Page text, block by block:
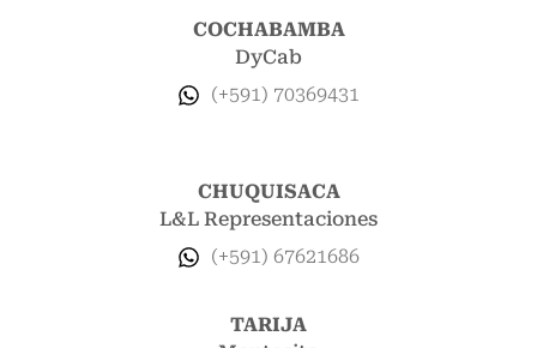
COCHABAMBA
DyCab
(+591) 70369431
CHUQUISACA
L&L Representaciones
(+591) 67621686
TARIJA